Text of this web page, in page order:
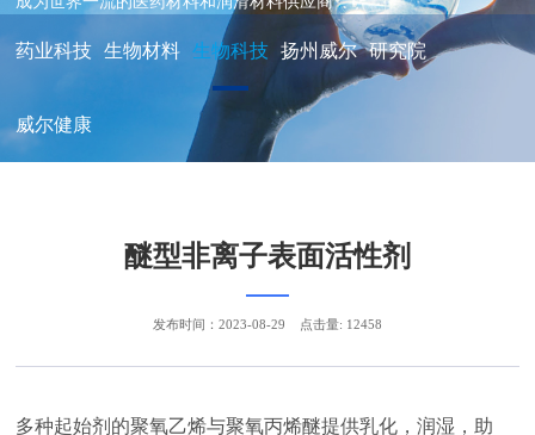
药业科技 生物材料 生物科技 扬州威尔 研究院
威尔健康
醚型非离子表面活性剂
多种起始剂的聚氧乙烯与聚氧丙烯醚提供乳化，润湿，助